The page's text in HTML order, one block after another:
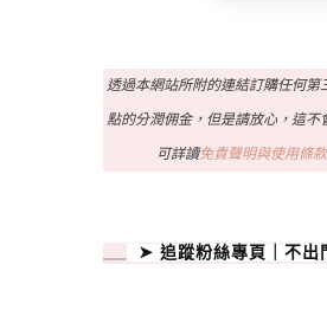
透過本網站所附的連結訂購任何第
點的分潤佣金，但是請放心，這不
可詳讀免責聲明與使用條款
➤ 追蹤粉絲專頁｜不出